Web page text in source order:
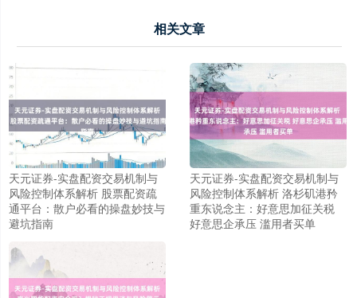
相关文章
天元证券-实盘配资交易机制与
风险控制体系解析 股票配资疏
通平台：散户必看的操盘妙技与
避坑指南
天元证券-实盘配资交易机制与
风险控制体系解析 洛杉矶港矜
重东说念主：好意思加征关税
好意思企承压 滥用者买单